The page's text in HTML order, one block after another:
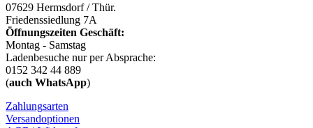
07629 Hermsdorf / Thür.
Friedenssiedlung 7A
Öffnungszeiten Geschäft:
Montag - Samstag
Ladenbesuche nur per Absprache:
0152 342 44 889
(auch WhatsApp)
Zahlungsarten
Versandoptionen